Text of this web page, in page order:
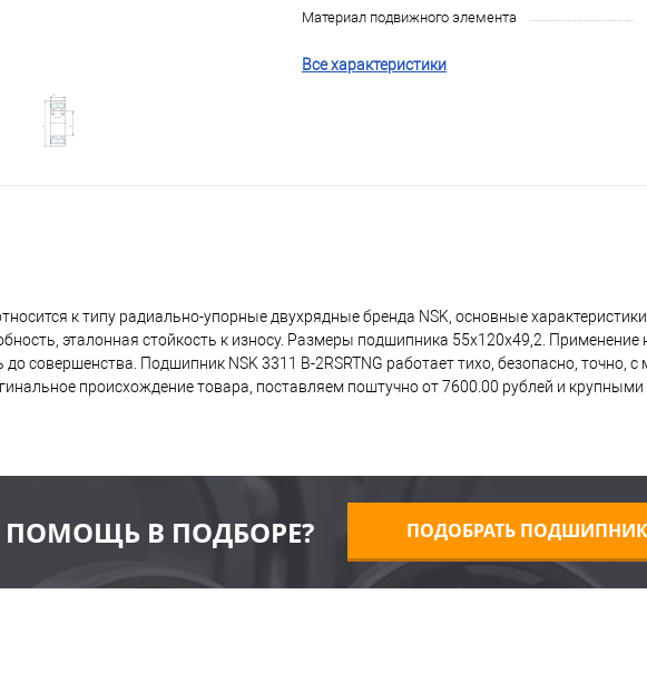
Материал подвижного элемента
Все характеристики
к типу радиально-упорные двухрядные бренда NSK, основные
эталонная стойкость к износу. Размеры подшипника 55x120x49,2. Применение
совершенства. Подшипник NSK 3311 B-2RSRTNG работает тихо, безопасно, точно,
происхождение товара, поставляем поштучно от 7600.00 рублей и
В ПОДБОРЕ? ПОДОБРАТЬ ПОДШИПНИК